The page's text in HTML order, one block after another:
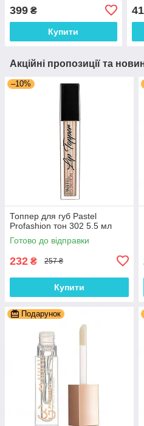
399 ₴
Купити
Акційні пропозиції та
–10%
Топпер для губ Pastel
Profashion тон 302 5.5 мл
Готово до відправки
232 ₴ 257 ₴
Купити
Подарунок